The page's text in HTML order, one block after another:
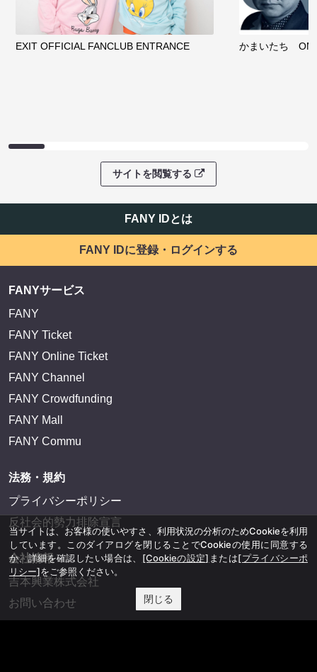
EXIT OFFICIAL FANCLUB ENTRANCE かまいたち
サイトを閲覧する
FANY IDとは
FANY IDに登録・ログインする
FANYサービス
FANY
FANY Ticket
FANY Online Ticket
FANY Channel
FANY Crowdfunding
FANY Mall
FANY Commu
法務・規約
プライバシーポリシー
反社会的勢力排除宣言
会社情報
吉本興業株式会社
お問い合わせ
当サイトは、お客様の使いやすさ、利用状況の分析のためCookieを利用
しています。このダイアログを閉じることでCookieの使用に同意する
か、詳細を確認したい場合は、 [Cookieの設定] または[プライバシーポ
リシー]をご参照ください。
閉じる